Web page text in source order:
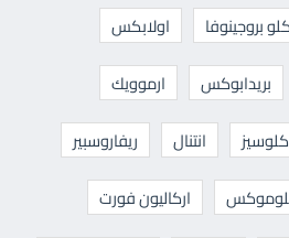
بروجينوفا
اولابكس
بريدابوكس
ارموويك
كلوسيز انتنال
ريفاروسبير
اركاليون فورت